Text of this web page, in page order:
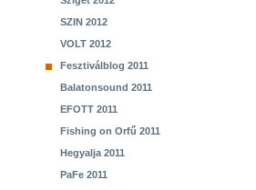
SZIN 2012
VOLT 2012
Fesztiválblog 2011
Balatonsound 2011
EFOTT 2011
Fishing on Orfű 2011
Hegyalja 2011
PaFe 2011